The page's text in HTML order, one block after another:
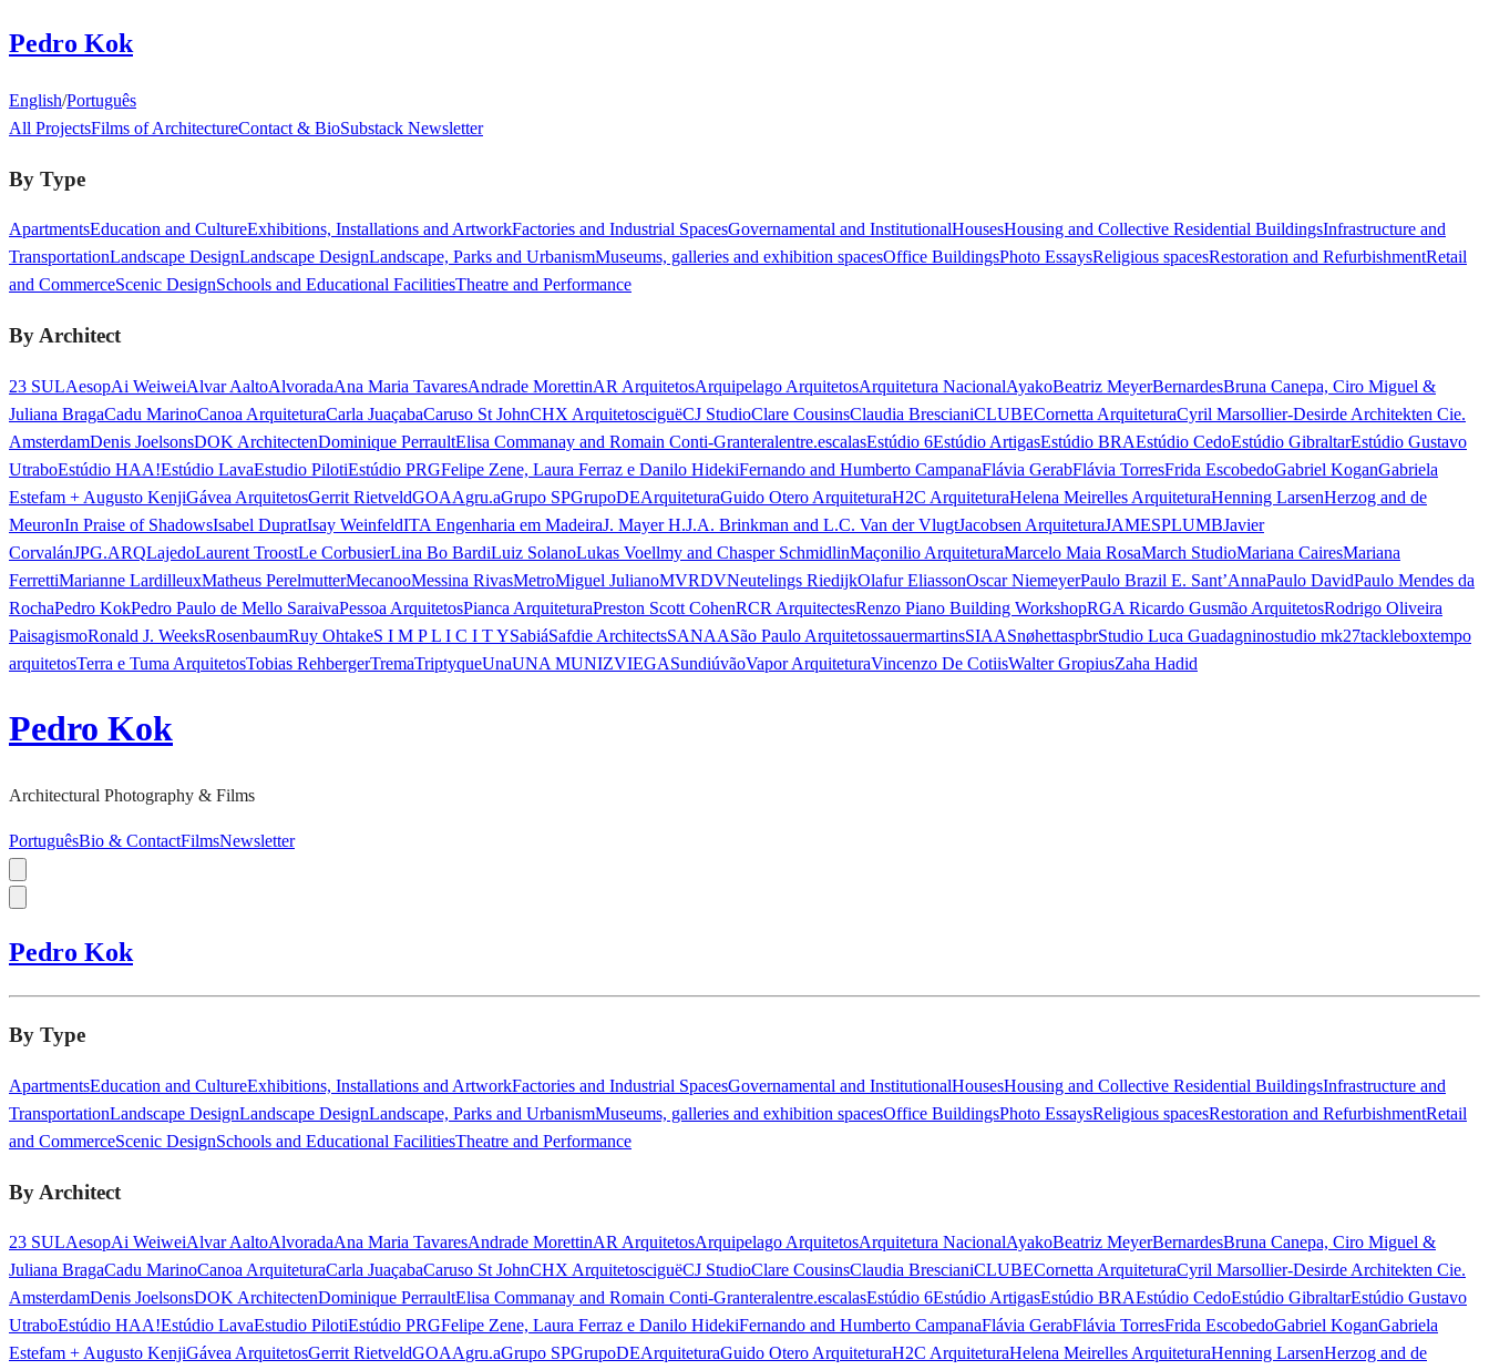
Pedro Kok
English/Português
All ProjectsFilms of ArchitectureContact & BioSubstack Newsletter
By Type
ApartmentsEducation and CultureExhibitions, Installations and ArtworkFactories and Industrial SpacesGovernamental and InstitutionalHousesHousing and Collective Residential BuildingsInfrastructure and
TransportationLandscape DesignLandscape DesignLandscape, Parks and UrbanismMuseums, galleries and exhibition spacesOffice BuildingsPhoto EssaysReligious spacesRestoration and RefurbishmentRetail
and CommerceScenic DesignSchools and Educational FacilitiesTheatre and Performance
By Architect
23 SULAesopAi WeiweiAlvar AaltoAlvoradaAna Maria TavaresAndrade MorettinAR ArquitetosArquipelago ArquitetosArquitetura NacionalAyakoBeatriz MeyerBernardesBruna Canepa, Ciro Miguel &
Juliana BragaCadu MarinoCanoa ArquiteturaCarla JuaçabaCaruso St JohnCHX ArquitetosciguëCJ StudioClare CousinsClaudia BrescianiCLUBECornetta ArquiteturaCyril Marsollier-Desirde Architekten Cie.
AmsterdamDenis JoelsonsDOK ArchitectenDominique PerraultElisa Commanay and Romain Conti-Granteralentre.escalasEstúdio 6Estúdio ArtigasEstúdio BRAEstúdio CedoEstúdio GibraltarEstúdio Gustavo
UtraboEstúdio HAA!Estúdio LavaEstudio PilotiEstúdio PRGFelipe Zene, Laura Ferraz e Danilo HidekiFernando and Humberto CampanaFlávia GerabFlávia TorresFrida EscobedoGabriel KoganGabriela
Estefam + Augusto KenjiGávea ArquitetosGerrit RietveldGOAAgru.aGrupo SPGrupoDEArquiteturaGuido Otero ArquiteturaH2C ArquiteturaHelena Meirelles ArquiteturaHenning LarsenHerzog and de
MeuronIn Praise of ShadowsIsabel DupratIsay WeinfeldITA Engenharia em MadeiraJ. Mayer H.J.A. Brinkman and L.C. Van der VlugtJacobsen ArquiteturaJAMESPLUMBJavier
CorvalánJPG.ARQLajedoLaurent TroostLe CorbusierLina Bo BardiLuiz SolanoLukas Voellmy and Chasper SchmidlinMaçonilio ArquiteturaMarcelo Maia RosaMarch StudioMariana CairesMariana
FerrettiMarianne LardilleuxMatheus PerelmutterMecanooMessina RivasMetroMiguel JulianoMVRDVNeutelings RiedijkOlafur EliassonOscar NiemeyerPaulo Brazil E. Sant’AnnaPaulo DavidPaulo Mendes da
RochaPedro KokPedro Paulo de Mello SaraivaPessoa ArquitetosPianca ArquiteturaPreston Scott CohenRCR ArquitectesRenzo Piano Building WorkshopRGA Ricardo Gusmão ArquitetosRodrigo Oliveira
PaisagismoRonald J. WeeksRosenbaumRuy OhtakeS I M P L I C I T YSabiáSafdie ArchitectsSANAASão Paulo ArquitetossauermartinsSIAASnøhettaspbrStudio Luca Guadagninostudio mk27tackleboxtempo
arquitetosTerra e Tuma ArquitetosTobias RehbergerTremaTriptyqueUnaUNA MUNIZVIEGASundiúvãoVapor ArquiteturaVincenzo De CotiisWalter GropiusZaha Hadid
Pedro Kok
Architectural Photography & Films
PortuguêsBio & ContactFilmsNewsletter
Pedro Kok
By Type
ApartmentsEducation and CultureExhibitions, Installations and ArtworkFactories and Industrial SpacesGovernamental and InstitutionalHousesHousing and Collective Residential BuildingsInfrastructure and
TransportationLandscape DesignLandscape DesignLandscape, Parks and UrbanismMuseums, galleries and exhibition spacesOffice BuildingsPhoto EssaysReligious spacesRestoration and RefurbishmentRetail
and CommerceScenic DesignSchools and Educational FacilitiesTheatre and Performance
By Architect
23 SULAesopAi WeiweiAlvar AaltoAlvoradaAna Maria TavaresAndrade MorettinAR ArquitetosArquipelago ArquitetosArquitetura NacionalAyakoBeatriz MeyerBernardesBruna Canepa, Ciro Miguel &
Juliana BragaCadu MarinoCanoa ArquiteturaCarla JuaçabaCaruso St JohnCHX ArquitetosciguëCJ StudioClare CousinsClaudia BrescianiCLUBECornetta ArquiteturaCyril Marsollier-Desirde Architekten Cie.
AmsterdamDenis JoelsonsDOK ArchitectenDominique PerraultElisa Commanay and Romain Conti-Granteralentre.escalasEstúdio 6Estúdio ArtigasEstúdio BRAEstúdio CedoEstúdio GibraltarEstúdio Gustavo
UtraboEstúdio HAA!Estúdio LavaEstudio PilotiEstúdio PRGFelipe Zene, Laura Ferraz e Danilo HidekiFernando and Humberto CampanaFlávia GerabFlávia TorresFrida EscobedoGabriel KoganGabriela
Estefam + Augusto KenjiGávea ArquitetosGerrit RietveldGOAAgru.aGrupo SPGrupoDEArquiteturaGuido Otero ArquiteturaH2C ArquiteturaHelena Meirelles ArquiteturaHenning LarsenHerzog and de